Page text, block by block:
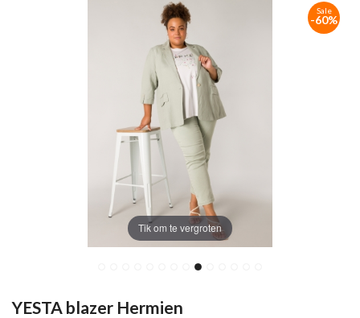
Tik om te vergroten
Sale
-60%
YESTA blazer Hermien